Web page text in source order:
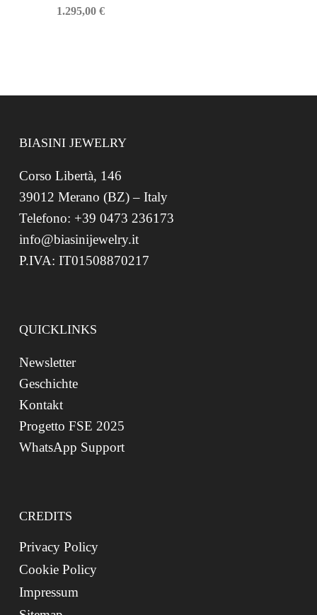
1.295,00 €
BIASINI JEWELRY
Corso Libertà, 146
39012 Merano (BZ) – Italy
Telefono: +39 0473 236173
info@biasinijewelry.it
P.IVA: IT01508870217
QUICKLINKS
Newsletter
Geschichte
Kontakt
Progetto FSE 2025
WhatsApp Support
CREDITS
Privacy Policy
Cookie Policy
Impressum